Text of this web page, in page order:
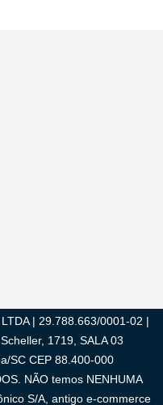
| 29.788.663/0001-02 |
1719, SALA 03
SC CEP 88.400-000
NÃO temos NENHUMA
S/A, antigo e-commerce